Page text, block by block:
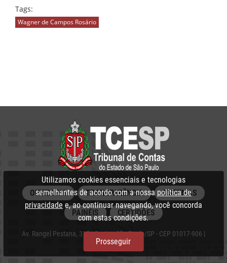
Tags:
Wagner de Campos Rosário
OUVIDORIA TRANSPARÊNCIA SISTEMAS
PAINÉIS CERTIDÕES
Av. Rangel Pestana, 315 - Centro, São Paulo/SP - CEP 01017-906 |
PABX: 3292‑3266
Utilizamos cookies essenciais e tecnologias
semelhantes de acordo com a nossa política de
privacidade e, ao continuar navegando, você concorda
com estas condições.
Prosseguir